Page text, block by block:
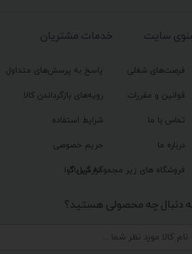
خدمات مشتریان
پاسخ به پرسش‌های متداول
رویه‌های بازگرداندن کالا
شرایط استفاده
حریم خصوصی
گزارش باگ
سایت
فرصت‌های شغلی
قوانین و مقررات
تماس با ما
درباره ما
فروشگاه های زیر مجموعه گیل آوا
دنبال چه محصولی هستید؟